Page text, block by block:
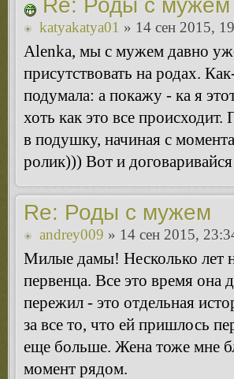
Re: Роды с мужем
katyakatya01 » 14 сен 2015,
Alenka, мы с мужем давно
присутствовать на родах.
подумала: а покажу - ка я
хоть как это все
в подушку, начиная с
ролик))) Вот и
Re: Роды с мужем
andrey009 » 14 сен 2015,
Милые дамы! Несколько лет
первенца. Все это время она
пережил - это отдельная
за все то, что ей пришлось
еще больше. Жена тоже мне
момент рядом.